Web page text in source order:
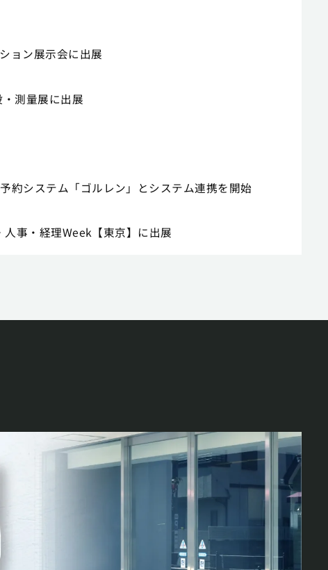
ョン展示会に出展
測量展に出展
約システム「ゴルレン」とシステム連携を開始
事・経理Week【東京】に出展